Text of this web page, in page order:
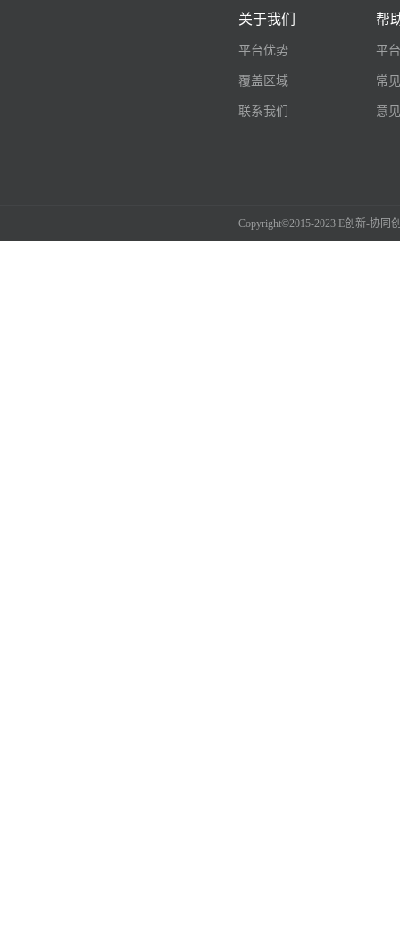
关于我们
平台优势
覆盖区域
联系我们
帮
平
常
意
Copyright©2015-2023 E创新-协